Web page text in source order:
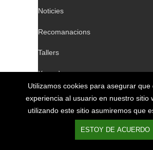
Noticies
Recomanacions
Tallers
Xerrades
TELÈFONS DE CONTACTE
Utilizamos cookies para asegurar que
experiencia al usuario en nuestro sitio
utilizando este sitio asumiremos que
ESTOY DE ACUERDO